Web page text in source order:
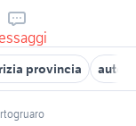
provincia auto